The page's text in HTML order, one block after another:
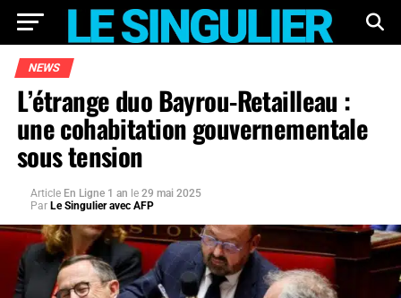
NEWS
L’étrange duo Bayrou-Retailleau :
une cohabitation gouvernementale
sous tension
Article En Ligne 1 an le 29 mai 2025
Par Le Singulier avec AFP